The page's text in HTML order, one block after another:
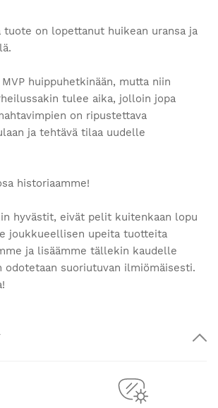
tuote on lopettanut huikean uransa ja
huippuhetkinään, mutta niin
tulee aika, jolloin jopa
on ripustettava
ja tehtävä tilaa uudelle
historiaamme!
hyvästit, eivät pelit kuitenkaan lopu
joukkueellisen upeita tuotteita
ja lisäämme tällekin kaudelle
odotetaan suoriutuvan ilmiömäisesti.